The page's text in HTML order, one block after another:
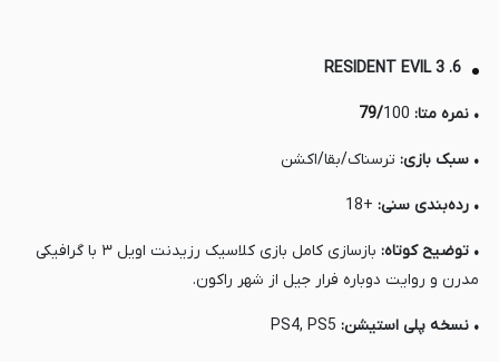
6. RESIDENT EVIL 3
• نمره متا: 79/100
• سبک بازی:ترسناک/بقا/اکشن
• رده‌بندی سنی:+18
• توضیح کوتاه:
بازسازی کامل بازی کلاسیک رزیدنت اویل ۳ با گرافیکی
مدرن و روایت دوباره فرار جیل از شهر راکون.
• نسخه پلی استیشن:PS4, PS5